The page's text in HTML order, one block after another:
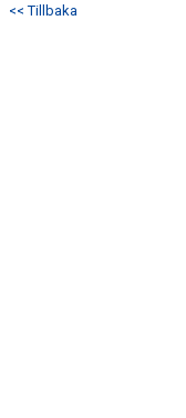
<< Tillbaka